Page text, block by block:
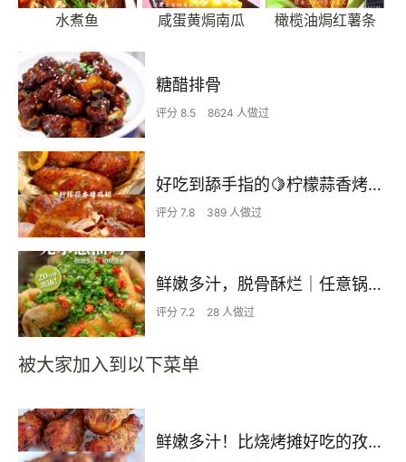
水煮鱼 咸蛋黄焗南瓜 橄榄油焗红薯条
糖醋排骨
评分 8.5 8624 人做过
好吃到舔手指的🍋柠檬蒜香烤鸡翅-「家庭版」
评分 7.8 389 人做过
鲜嫩多汁，脱骨酥烂｜任意锅子20分钟吃上！
评分 7.2 28 人做过
被大家加入到以下菜单
鲜嫩多汁！比烧烤摊好吃的孜然烤鸡腿